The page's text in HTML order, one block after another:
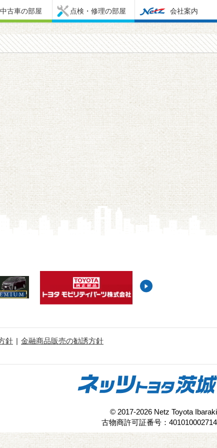
中古車の部屋 点検・修理の部屋 会社案内
針
金融商品販売の勧誘方針
© 2017-2026 Netz Toyota Ibaraki
古物商許可証番号：401010002714